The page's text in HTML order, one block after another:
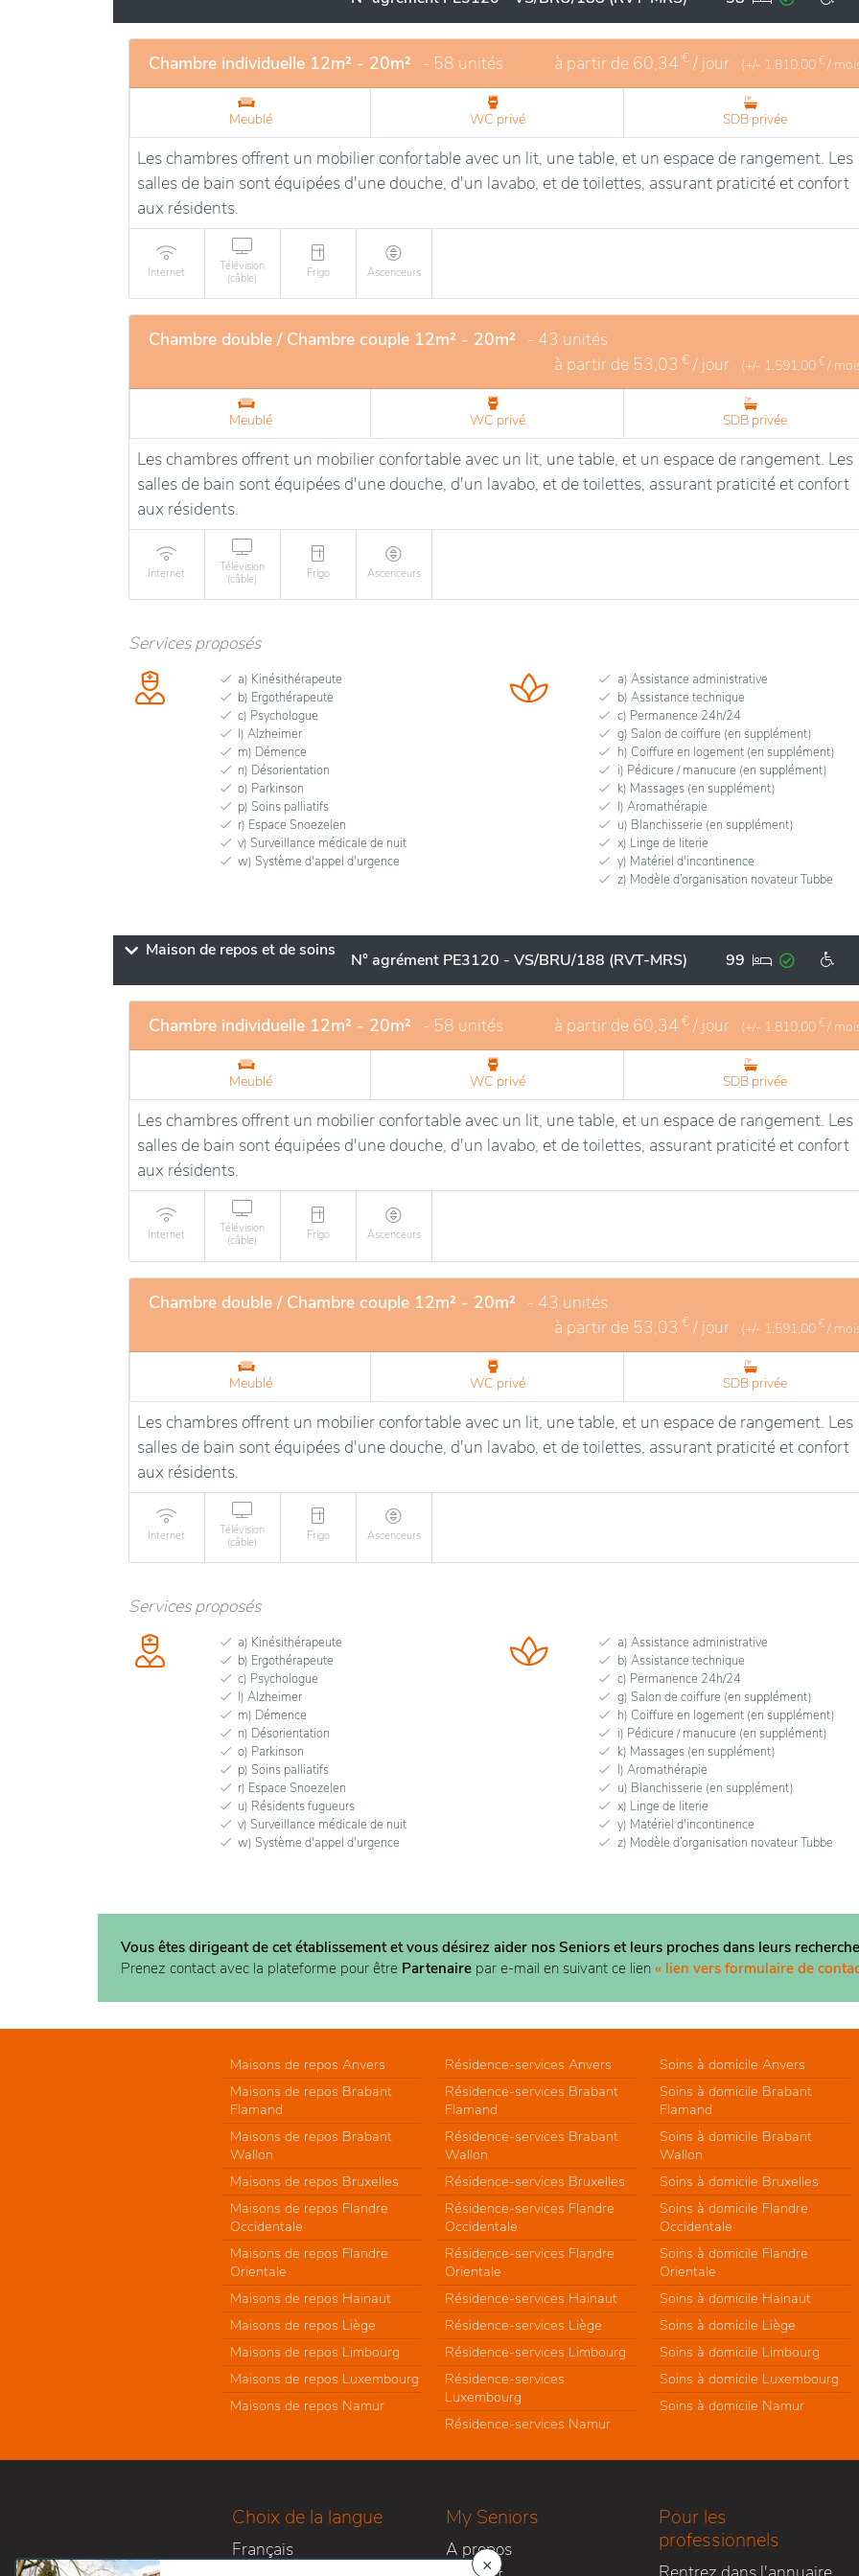
encourager le bien-être et l’engagement social des résidents.
Chambre individuelle 12m² - 20m² - 58 unités à partir de 60,34 € / jour (+/- 1.810,00 € /
Meublé WC privé SDB privée
Les chambres offrent un mobilier confortable avec un lit, une table, et un espace de rangement. Les
salles de bain sont équipées d'une douche, d'un lavabo, et de toilettes, assurant praticité et confort
aux résidents.
Internet
Télévision
(câble)
Frigo Ascenceurs
Chambre double / Chambre couple 12m² - 20m² - 43 unités
à partir de 53,03 € / jour (+/- 1.591,00 € /
Meublé WC privé SDB privée
Les chambres offrent un mobilier confortable avec un lit, une table, et un espace de rangement. Les
salles de bain sont équipées d'une douche, d'un lavabo, et de toilettes, assurant praticité et confort
aux résidents.
Internet
Télévision
(câble)
Frigo Ascenceurs
Services proposés
a) Kinésithérapeute
b) Ergothérapeute
c) Psychologue
l) Alzheimer
m) Démence
n) Désorientation
o) Parkinson
p) Soins palliatifs
r) Espace Snoezelen
v) Surveillance médicale de nuit
w) Système d'appel d'urgence
a) Assistance administrative
b) Assistance technique
c) Permanence 24h/24
g) Salon de coiffure (en supplément)
h) Coiffure en logement (en supplément)
i) Pédicure / manucure (en supplément)
k) Massages (en supplément)
l) Aromathérapie
u) Blanchisserie (en supplément)
x) Linge de literie
y) Matériel d'incontinence
z) Modèle d’organisation novateur Tubbe
Maison de repos et de soins N° agrément PE3120 - VS/BRU/188 (RVT-MRS) 99
Chambre individuelle 12m² - 20m² - 58 unités à partir de 60,34 € / jour (+/- 1.810,00 € /
Meublé WC privé SDB privée
Les chambres offrent un mobilier confortable avec un lit, une table, et un espace de rangement. Les
salles de bain sont équipées d'une douche, d'un lavabo, et de toilettes, assurant praticité et confort
aux résidents.
Internet
Télévision
(câble)
Frigo Ascenceurs
Chambre double / Chambre couple 12m² - 20m² - 43 unités
à partir de 53,03 € / jour (+/- 1.591,00 € /
Meublé WC privé SDB privée
Les chambres offrent un mobilier confortable avec un lit, une table, et un espace de rangement. Les
salles de bain sont équipées d'une douche, d'un lavabo, et de toilettes, assurant praticité et confort
aux résidents.
Internet
Télévision
(câble)
Frigo Ascenceurs
Services proposés
a) Kinésithérapeute
b) Ergothérapeute
c) Psychologue
l) Alzheimer
m) Démence
n) Désorientation
o) Parkinson
p) Soins palliatifs
r) Espace Snoezelen
u) Résidents fugueurs
v) Surveillance médicale de nuit
w) Système d'appel d'urgence
a) Assistance administrative
b) Assistance technique
c) Permanence 24h/24
g) Salon de coiffure (en supplément)
h) Coiffure en logement (en supplément)
i) Pédicure / manucure (en supplément)
k) Massages (en supplément)
l) Aromathérapie
u) Blanchisserie (en supplément)
x) Linge de literie
y) Matériel d'incontinence
z) Modèle d’organisation novateur Tubbe
Vous êtes dirigeant de cet établissement et vous désirez aider nos Seniors et leurs proches dans leurs
Prenez contact avec la plateforme pour être Partenaire par e-mail en suivant ce lien « lien vers formulaire de
Maisons de repos Anvers
Maisons de repos Brabant
Flamand
Maisons de repos Brabant
Wallon
Maisons de repos Bruxelles
Maisons de repos Flandre
Occidentale
Maisons de repos Flandre
Orientale
Maisons de repos Hainaut
Maisons de repos Liège
Maisons de repos Limbourg
Maisons de repos Luxembourg
Maisons de repos Namur
Résidence-services Anvers
Résidence-services Brabant
Flamand
Résidence-services Brabant
Wallon
Résidence-services Bruxelles
Résidence-services Flandre
Occidentale
Résidence-services Flandre
Orientale
Résidence-services Hainaut
Résidence-services Liège
Résidence-services Limbourg
Résidence-services
Luxembourg
Résidence-services Namur
Soins à domicile Anvers
Soins à domicile Brabant
Flamand
Soins à domicile Brabant
Wallon
Soins à domicile Bruxelles
Soins à domicile Flandre
Occidentale
Soins à domicile Flandre
Orientale
Soins à domicile Hainaut
Soins à domicile Liège
Soins à domicile Limbourg
Soins à domicile Luxembourg
Soins à domicile Namur
Choix de la langue
Français
My Seniors
A propos
Pour les
professionnels
×